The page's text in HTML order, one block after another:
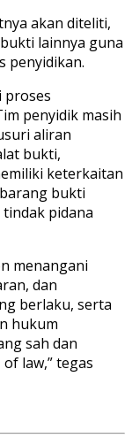
akan diteliti,
lainnya guna
penyidikan.
proses
penyidik masih
aliran
bukti,
keterkaitan
bukti
pidana
menangani
dan
berlaku, serta
hukum
sah dan
law,” tegas